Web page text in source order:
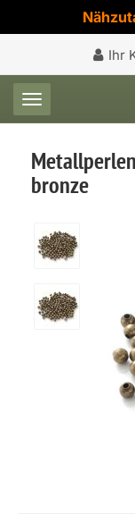
Ihr
Toggle
bronze